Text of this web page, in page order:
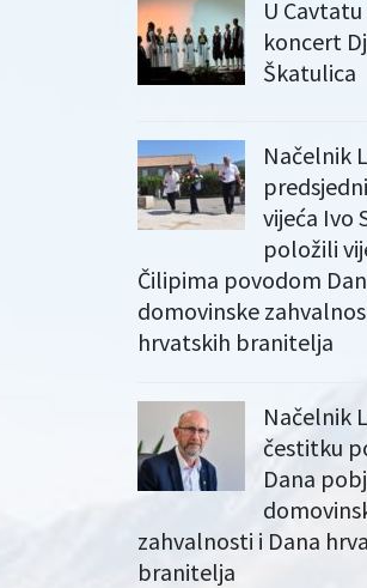
U
koncert
Škatulica
Načelnik
vijeća Ivo
položili
Čilipima povodom
domovinske
hrvatskih branitelja
Načelnik
čestitku
Dana
zahvalnosti i Dana
branitelja